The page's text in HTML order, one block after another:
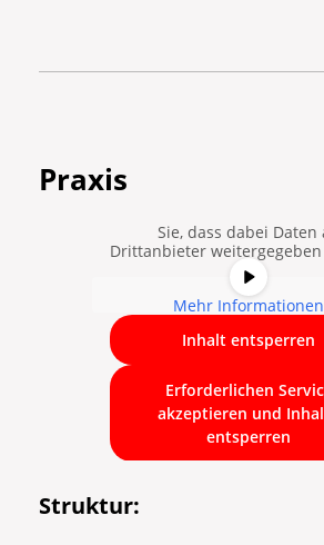
Praxis
Sie, dass dabei Daten
Drittanbieter
Mehr Informationen
Inhalt entsperren
Erforderlichen
akzeptieren und
entsperren
Struktur: